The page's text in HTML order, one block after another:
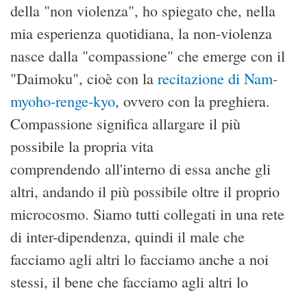
della "non violenza", ho spiegato che, nella
mia esperienza quotidiana, la non-violenza
nasce dalla "compassione" che emerge con il
"Daimoku", cioè con la recitazione di Nam-
myoho-renge-kyo, ovvero con la preghiera.
Compassione significa allargare il più
possibile la propria vita
comprendendo all'interno di essa anche gli
altri, andando il più possibile oltre il proprio
microcosmo. Siamo tutti collegati in una rete
di inter-dipendenza, quindi il male che
facciamo agli altri lo facciamo anche a noi
stessi, il bene che facciamo agli altri lo